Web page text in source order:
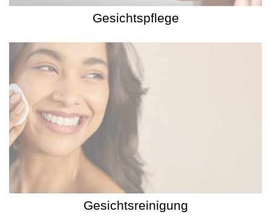
Gesichtspflege
Gesichtsreinigung